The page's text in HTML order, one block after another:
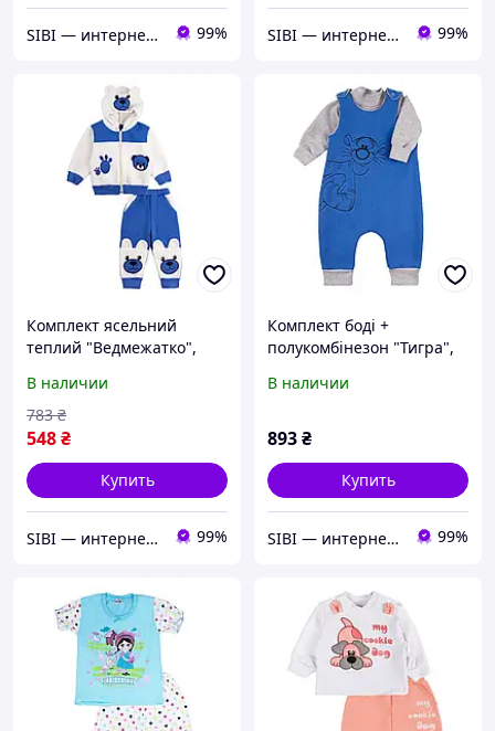
SIBI — интернет-магазин товаров для дома: текстиль, одежда для всей семьи 99% SIBI — интернет-магазин товаров для дома: текстиль, одежда для всей семьи 99%
Комплект ясельний
теплий "Ведмежатко",
В наличии
548₴
783 ₴
Купить
SIBI — интернет-магазин товаров для дома: текстиль, одежда для всей семьи 99%
Комплект боді +
полукомбінезон "Тигра",
В наличии
893₴
Купить
SIBI — интернет-магазин товаров для дома: текстиль, одежда для всей семьи 99%